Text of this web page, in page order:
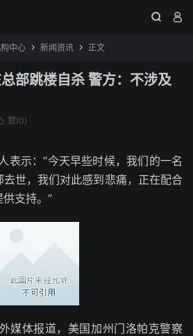
 
中心  新闻资讯  正文
部跳楼自杀 警方：不涉及
赞(0)
表示：“今天早些时候，我们的一名
去世，我们对此感到悲痛，正在配合
支持。”
媒体报道，美国加州门洛帕克警察